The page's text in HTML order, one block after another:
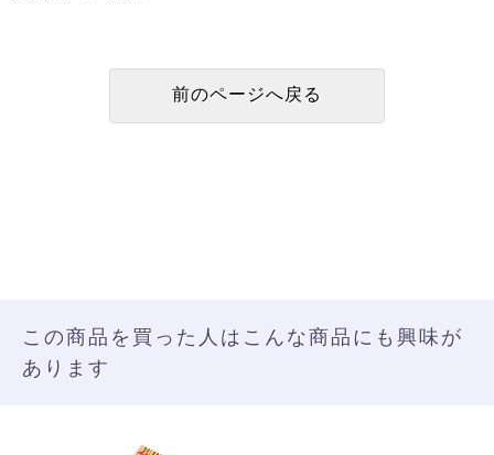
この商品を買った人はこんな商品にも興味が
あります